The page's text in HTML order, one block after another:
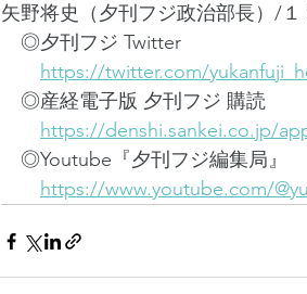
矢野将史（夕刊フジ政治部長）/１
◎夕刊フジ Twitter
https://twitter.com/
◎産経電子版 夕刊フジ 購読
https://denshi.sankei.co.jp/
◎Youtube『夕刊フジ編集局』
https://www.youtube.com/